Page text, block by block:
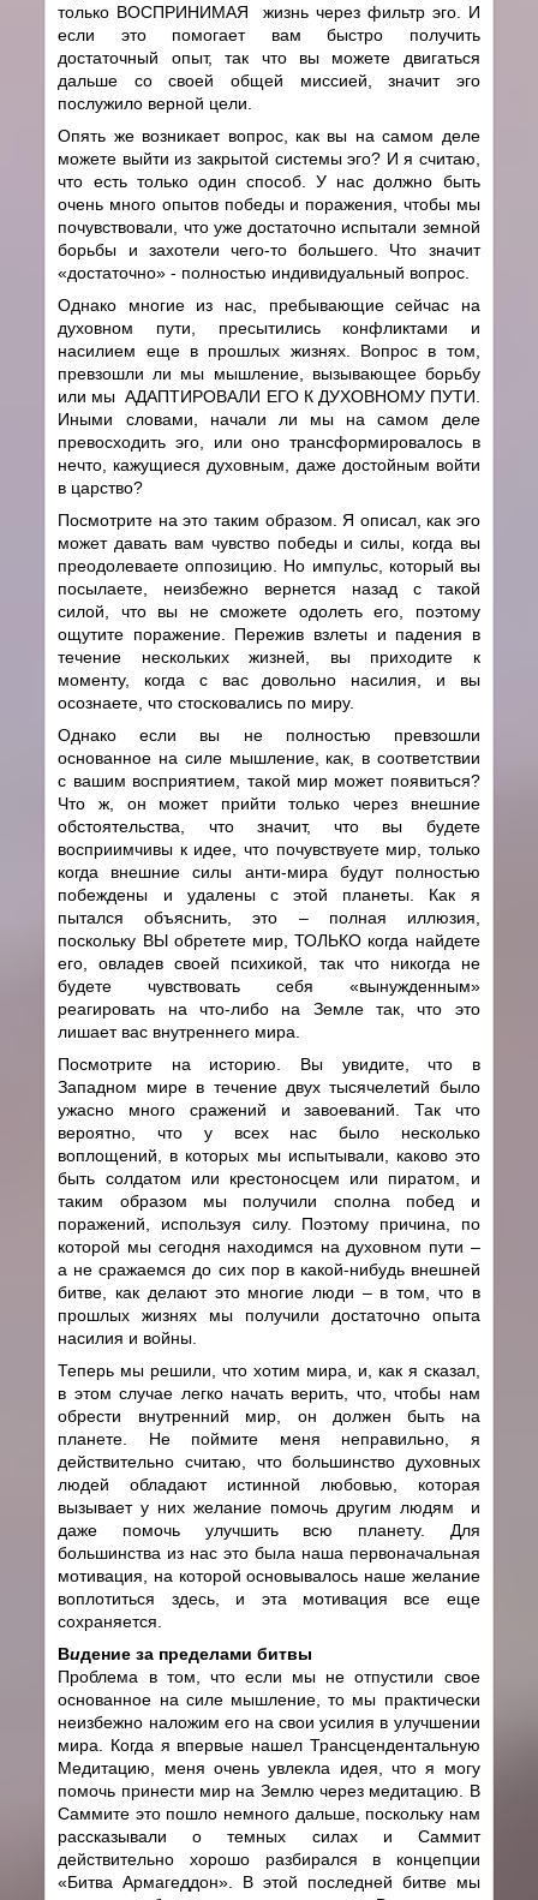
только ВОСПРИНИМАЯ жизнь через фильтр эго. И
если это помогает вам быстро получить
достаточный опыт, так что вы можете двигаться
дальше со своей общей миссией, значит эго
послужило верной цели.
Опять же возникает вопрос, как вы на самом деле
можете выйти из закрытой системы эго? И я считаю,
что есть только один способ. У нас должно быть
очень много опытов победы и поражения, чтобы мы
почувствовали, что уже достаточно испытали земной
борьбы и захотели чего-то большего. Что значит
«достаточно» - полностью индивидуальный вопрос.
Однако многие из нас, пребывающие сейчас на
духовном пути, пресытились конфликтами и
насилием еще в прошлых жизнях. Вопрос в том,
превзошли ли мы мышление, вызывающее борьбу
или мы АДАПТИРОВАЛИ ЕГО К ДУХОВНОМУ ПУТИ.
Иными словами, начали ли мы на самом деле
превосходить эго, или оно трансформировалось в
нечто, кажущиеся духовным, даже достойным войти
в царство?
Посмотрите на это таким образом. Я описал, как эго
может давать вам чувство победы и силы, когда вы
преодолеваете оппозицию. Но импульс, который вы
посылаете, неизбежно вернется назад с такой
силой, что вы не сможете одолеть его, поэтому
ощутите поражение. Пережив взлеты и падения в
течение нескольких жизней, вы приходите к
моменту, когда с вас довольно насилия, и вы
осознаете, что стосковались по миру.
Однако если вы не полностью превзошли
основанное на силе мышление, как, в соответствии
с вашим восприятием, такой мир может появиться?
Что ж, он может прийти только через внешние
обстоятельства, что значит, что вы будете
восприимчивы к идее, что почувствуете мир, только
когда внешние силы анти-мира будут полностью
побеждены и удалены с этой планеты. Как я
пытался объяснить, это – полная иллюзия,
поскольку ВЫ обретете мир, ТОЛЬКО когда найдете
его, овладев своей психикой, так что никогда не
будете чувствовать себя «вынужденным»
реагировать на что-либо на Земле так, что это
лишает вас внутреннего мира.
Посмотрите на историю. Вы увидите, что в
Западном мире в течение двух тысячелетий было
ужасно много сражений и завоеваний. Так что
вероятно, что у всех нас было несколько
воплощений, в которых мы испытывали, каково это
быть солдатом или крестоносцем или пиратом, и
таким образом мы получили сполна побед и
поражений, используя силу. Поэтому причина, по
которой мы сегодня находимся на духовном пути –
а не сражаемся до сих пор в какой-нибудь внешней
битве, как делают это многие люди – в том, что в
прошлых жизнях мы получили достаточно опыта
насилия и войны.
Теперь мы решили, что хотим мира, и, как я сказал,
в этом случае легко начать верить, что, чтобы нам
обрести внутренний мир, он должен быть на
планете. Не поймите меня неправильно, я
действительно считаю, что большинство духовных
людей обладают истинной любовью, которая
вызывает у них желание помочь другим людям и
даже помочь улучшить всю планету. Для
большинства из нас это была наша первоначальная
мотивация, на которой основывалось наше желание
воплотиться здесь, и эта мотивация все еще
сохраняется.
Видение за пределами битвы
Проблема в том, что если мы не отпустили свое
основанное на силе мышление, то мы практически
неизбежно наложим его на свои усилия в улучшении
мира. Когда я впервые нашел Трансцендентальную
Медитацию, меня очень увлекла идея, что я могу
помочь принести мир на Землю через медитацию. В
Саммите это пошло немного дальше, поскольку нам
рассказывали о темных силах и Саммит
действительно хорошо разбирался в концепции
«Битва Армагеддон». В этой последней битве мы